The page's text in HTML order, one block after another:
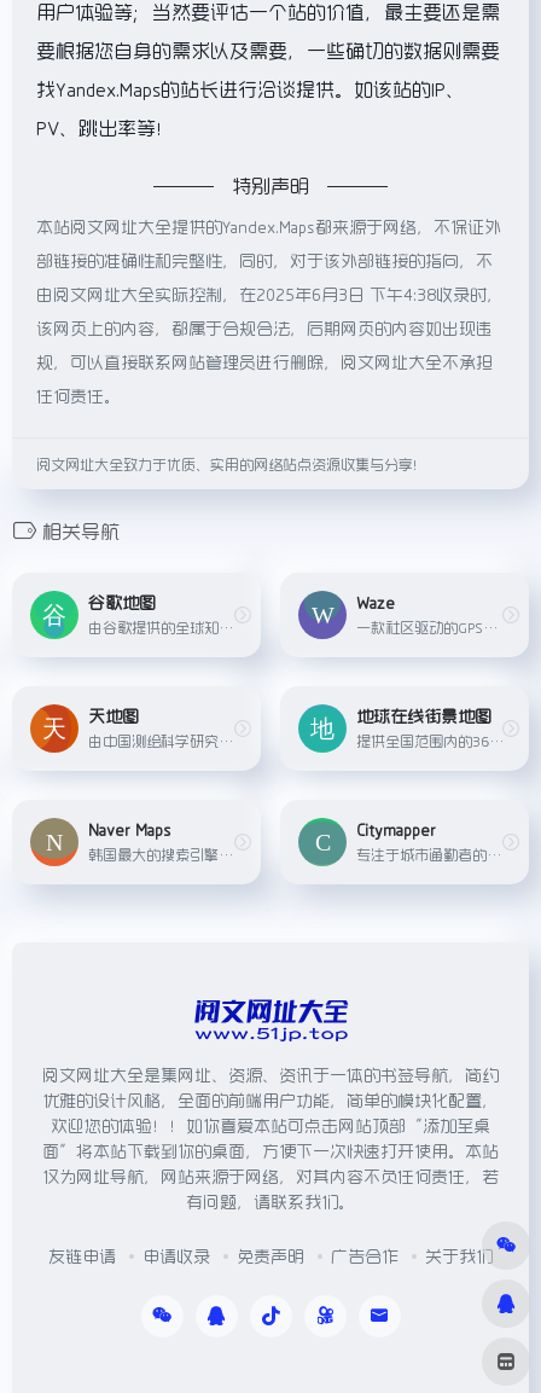
用户体验等；当然要评估一个站的价值，最主要还是需
要根据您自身的需求以及需要，一些确切的数据则需要
找Yandex.Maps的站长进行洽谈提供。如该站的IP、
PV、跳出率等！
特别声明
本站阅文网址大全提供的Yandex.Maps都来源于网络，不保证外
部链接的准确性和完整性，同时，对于该外部链接的指向，不
由阅文网址大全实际控制，在2025年6月3日 下午4:38收录时，
该网页上的内容，都属于合规合法，后期网页的内容如出现违
规，可以直接联系网站管理员进行删除，阅文网址大全不承担
任何责任。
阅文网址大全致力于优质、实用的网络站点资源收集与分享！
相关导航
谷歌地图
由谷歌提供的全球知名在线地图服务，提供路线导航、街景视图、实时交通信息和商家评价等功能。
Waze
一款社区驱动的GPS导航应用，特色在于实时路况更新、事故报告和驾驶者社群互动。
天地图
由中国测绘科学研究院建设与维护的国家地理信息公共服务平台，提供权威的地图数据和地理信息服务。
地球在线街景地图
提供全国范围内的360度全景视图服务，让用户可以在线“漫步”在世界各地的街道上查看实际街景图像。用户可以通过拖动鼠标或移动设备屏幕，全方位地查看城市街道、建筑外观、公园景点...
Naver Maps
韩国最大的搜索引擎Naver提供的地图服务，覆盖韩国及其他地区的地图导航、地点搜索等功能。
Citymapper
专注于城市通勤者的出行助手应用，提供多模式的公共交通和骑行路线规划。
阅文网址大全是集网址、资源、资讯于一体的书签导航，简约
优雅的设计风格，全面的前端用户功能，简单的模块化配置，
欢迎您的体验！！如你喜爱本站可点击网站顶部“添加至桌
面”将本站下载到你的桌面，方便下一次快速打开使用。本站
仅为网址导航，网站来源于网络，对其内容不负任何责任，若
有问题，请联系我们。
友链申请 申请收录 免责声明 广告合作 关于我们